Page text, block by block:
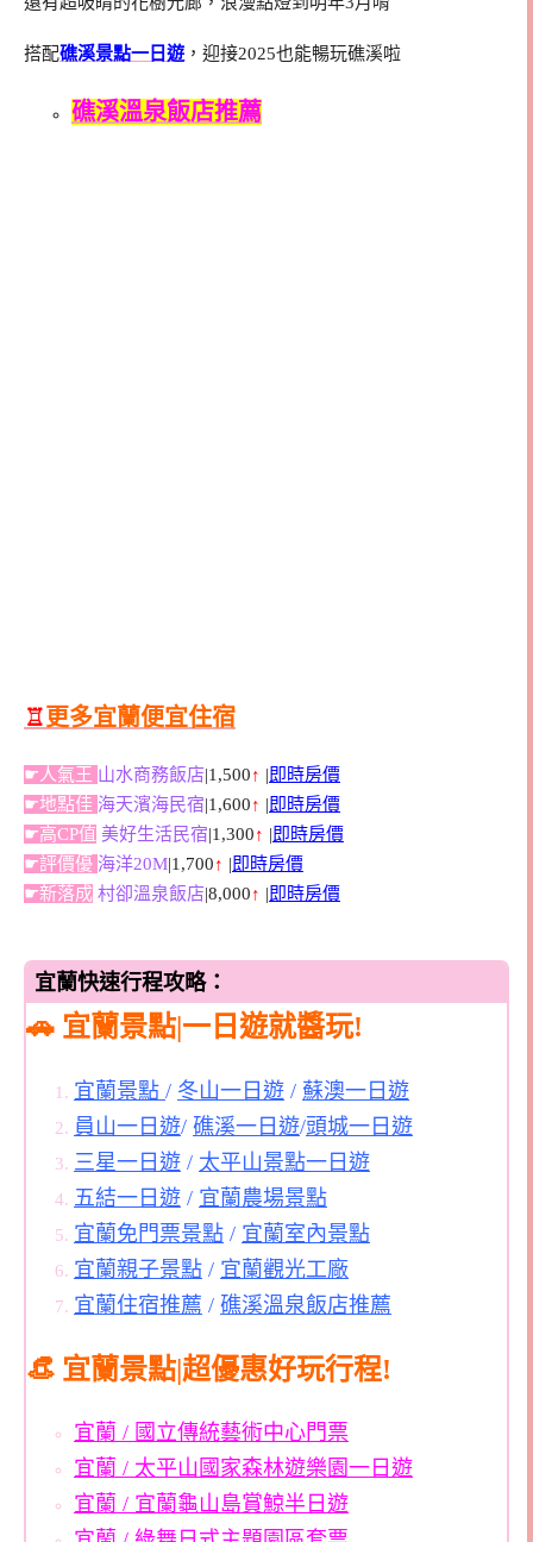
搭配礁溪景點一日遊 ，迎接2025也能暢玩礁溪啦
礁溪溫泉飯店推薦
♖ 更多宜蘭便宜住宿
☛人氣王 山水商務飯店|1,500↑ |即時房價
☛地點佳 海天濱海民宿|1,600↑ |即時房價
☛高CP值 美好生活民宿|1,300↑ |即時房價
☛評價優 海洋20M|1,700↑ |即時房價
☛新落成 村卻溫泉飯店|8,000↑ |即時房價
宜蘭快速行程攻略：
🚗 宜蘭景點|一日遊就醬玩!
宜蘭景點 / 冬山一日遊 / 蘇澳一日遊
員山一日遊/ 礁溪一日遊/頭城一日遊
三星一日遊 / 太平山景點一日遊
五結一日遊 / 宜蘭農場景點
宜蘭免門票景點 / 宜蘭室內景點
宜蘭親子景點 / 宜蘭觀光工廠
宜蘭住宿推薦 / 礁溪溫泉飯店推薦
👒 宜蘭景點|超優惠好玩行程!
宜蘭 / 國立傳統藝術中心門票
宜蘭 / 太平山國家森林遊樂園一日遊
宜蘭 / 宜蘭龜山島賞鯨半日遊